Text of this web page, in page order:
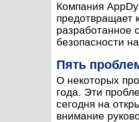
Компания
предотвращает
разработанное
безопасности
Пять
О некоторых
года. Эти
сегодня на
внимание